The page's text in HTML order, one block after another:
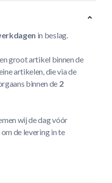
in beslag.
groot artikel binnen de
artikelen, die via de
binnen de 2
wij de dag vóór
de levering in te